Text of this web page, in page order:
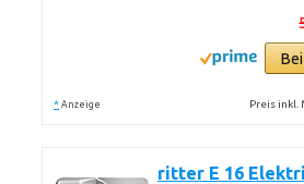
* Anzeige Preis inkl.
ritter E 16